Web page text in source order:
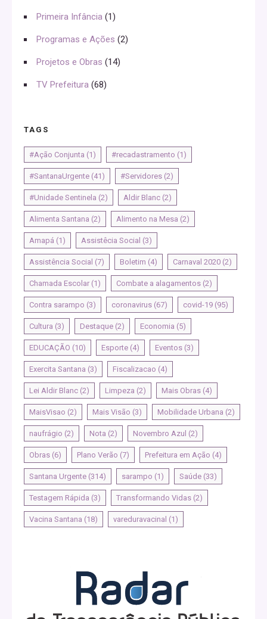
Primeira Infância (1)
Programas e Ações (2)
Projetos e Obras (14)
TV Prefeitura (68)
TAGS
#Ação Conjunta (1) #recadastramento (1)
#SantanaUrgente (41) #Servidores (2)
#Unidade Sentinela (2) Aldir Blanc (2)
Alimenta Santana (2) Alimento na Mesa (2)
Amapá (1) Assistêcia Social (3)
Assistência Social (7) Boletim (4) Carnaval 2020 (2)
Chamada Escolar (1) Combate a alagamentos (2)
Contra sarampo (3) coronavirus (67) covid-19 (95)
Cultura (3) Destaque (2) Economia (5)
EDUCAÇÃO (10) Esporte (4) Eventos (3)
Exercita Santana (3) Fiscalizacao (4)
Lei Aldir Blanc (2) Limpeza (2) Mais Obras (4)
MaisVisao (2) Mais Visão (3) Mobilidade Urbana (2)
naufrágio (2) Nota (2) Novembro Azul (2)
Obras (6) Plano Verão (7) Prefeitura em Ação (4)
Santana Urgente (314) sarampo (1) Saúde (33)
Testagem Rápida (3) Transformando Vidas (2)
Vacina Santana (18) vareduravacinal (1)